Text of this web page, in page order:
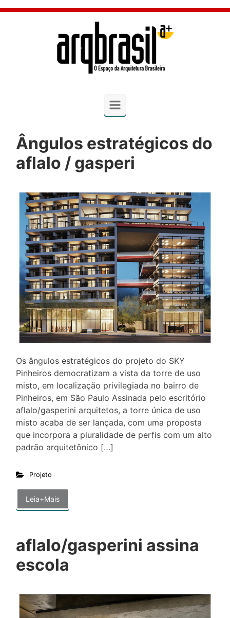
Skip to main content
Ângulos estratégicos do
aflalo / gasperi
Os ângulos estratégicos do projeto do SKY
Pinheiros democratizam a vista da torre de uso
misto, em localização privilegiada no bairro de
Pinheiros, em São Paulo Assinada pelo escritório
aflalo/gasperini arquitetos, a torre única de uso
misto acaba de ser lançada, com uma proposta
que incorpora a pluralidade de perfis com um alto
padrão arquitetônico […]
Projeto
Leia+Mais
aflalo/gasperini assina
escola